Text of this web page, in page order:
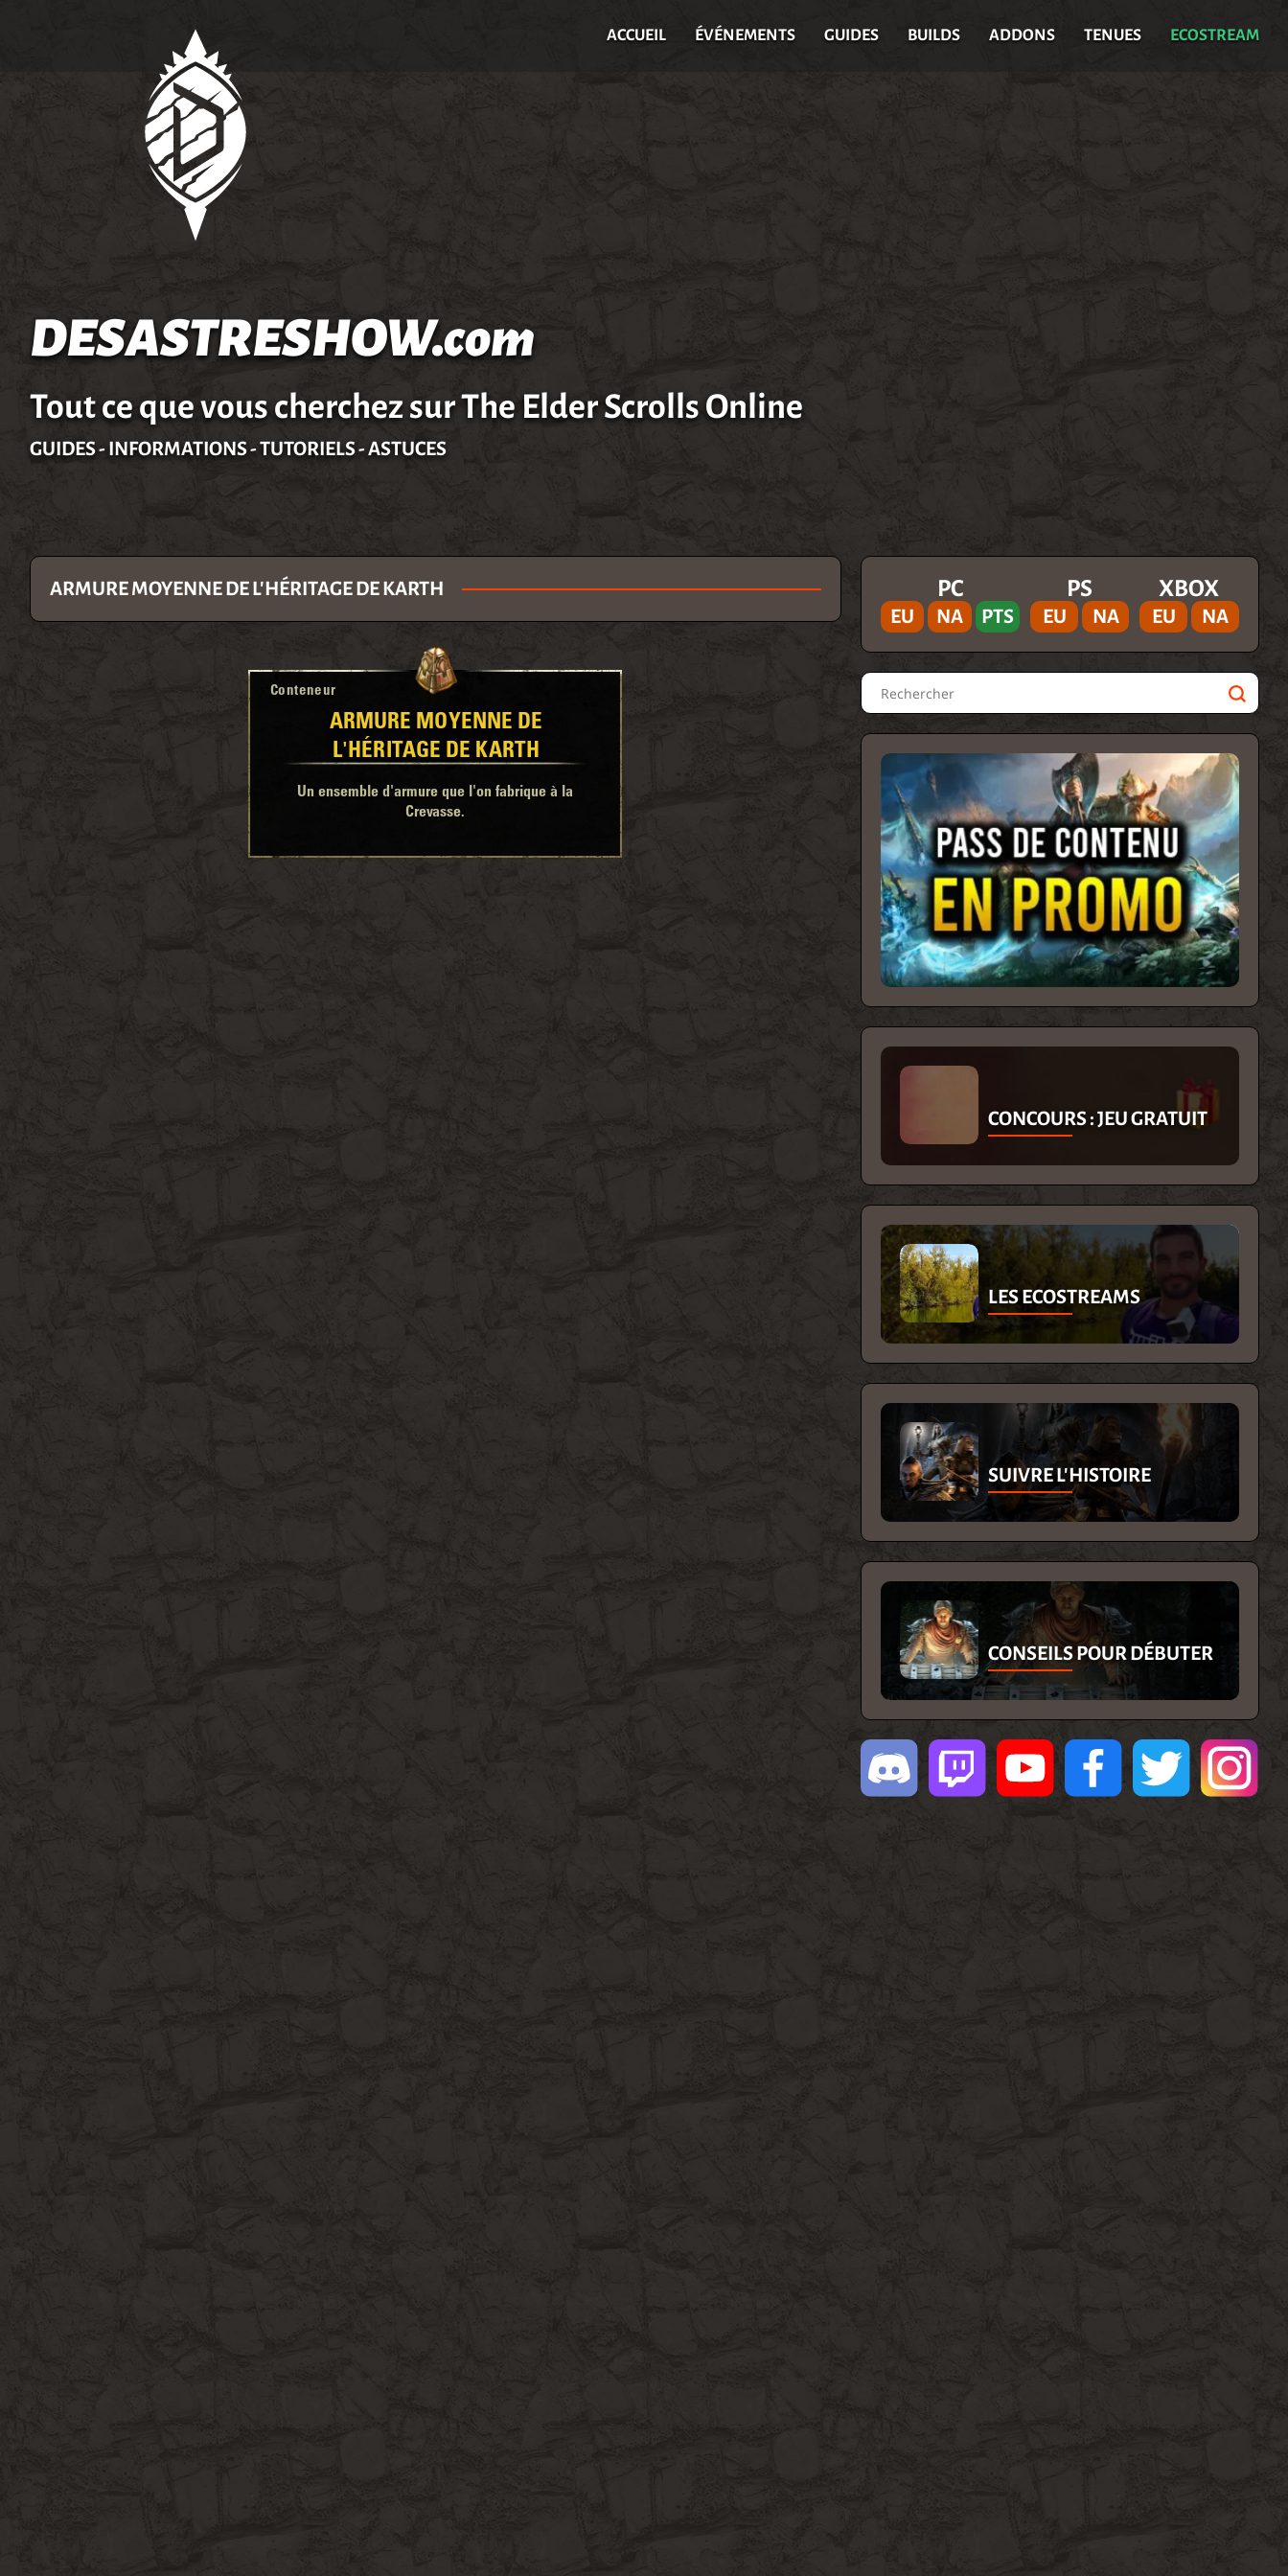
ACCUEIL ÉVÉNEMENTS GUIDES BUILDS ADDONS TENUES ECOSTREAM
DESASTRESHOW.com
Tout ce que vous cherchez sur The Elder Scrolls Online
GUIDES - INFORMATIONS - TUTORIELS - ASTUCES
ARMURE MOYENNE DE L'HÉRITAGE DE KARTH
Conteneur
ARMURE MOYENNE DE
L'HÉRITAGE DE KARTH
Un ensemble d'armure que l'on fabrique à la
Crevasse.
PC
EU NA PTS
PS
EU NA
XBOX
EU NA
Rechercher
CONCOURS : JEU GRATUIT
LES ECOSTREAMS
SUIVRE L'HISTOIRE
CONSEILS POUR DÉBUTER